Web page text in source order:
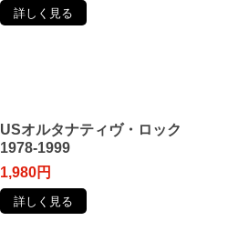
詳しく見る
USオルタナティヴ・ロック
1978-1999
1,980円
詳しく見る